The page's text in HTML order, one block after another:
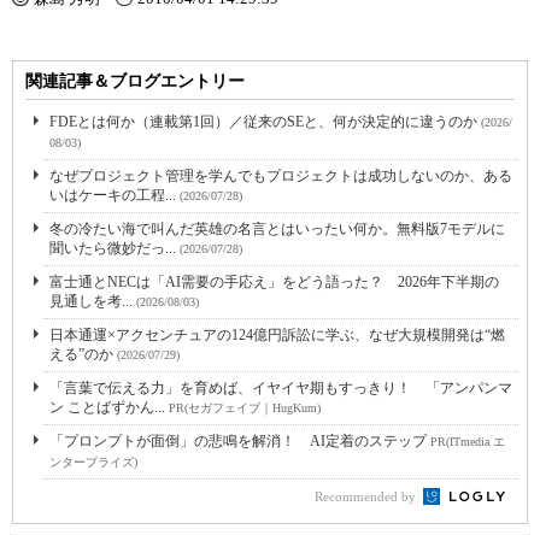
関連記事＆ブログエントリー
FDEとは何か（連載第1回）／従来のSEと、何が決定的に違うのか (2026/
08/03)
なぜプロジェクト管理を学んでもプロジェクトは成功しないのか、ある
いはケーキの工程... (2026/07/28)
冬の冷たい海で叫んだ英雄の名言とはいったい何か。無料版7モデルに
聞いたら微妙だっ... (2026/07/28)
富士通とNECは「AI需要の手応え」をどう語った？ 2026年下半期の
見通しを考... (2026/08/03)
日本通運×アクセンチュアの124億円訴訟に学ぶ、なぜ大規模開発は“燃
える”のか (2026/07/29)
「言葉で伝える力」を育めば、イヤイヤ期もすっきり！ 「アンパンマ
ン ことばずかん... PR(セガフェイブ｜HugKum)
「プロンプトが面倒」の悲鳴を解消！ AI定着のステップPR(ITmedia エ
ンタープライズ)
Recommended by